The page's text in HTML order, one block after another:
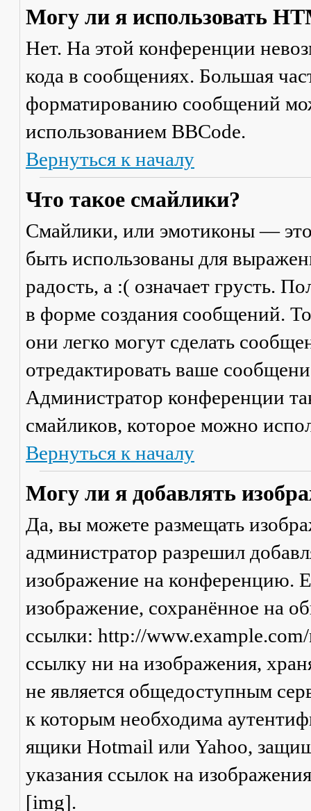
Могу ли я использовать
Нет. На этой конференции
кода в сообщениях. Большая
форматированию сообщений
использованием BBCode.
Вернуться к началу
Что такое смайлики?
Смайлики, или эмотиконы —
быть использованы для
радость, а :( означает грусть.
в форме создания сообщений.
они легко могут сделать
отредактировать ваше
Администратор конференции
смайликов, которое можно
Вернуться к началу
Могу ли я добавлять
Да, вы можете размещать
администратор разрешил
изображение на конференцию.
изображение, сохранённое на
ссылки: http://
ссылку ни на изображения,
не является общедоступным
к которым необходима
ящики Hotmail или Yahoo,
указания ссылок на
[img].